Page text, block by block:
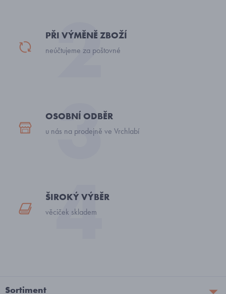
PŘI VÝMĚNĚ ZBOŽÍ
neúčtujeme za poštovné
OSOBNÍ ODBĚR
u nás na prodejně ve Vrchlabí
ŠIROKÝ VÝBĚR
věciček skladem
Sortiment